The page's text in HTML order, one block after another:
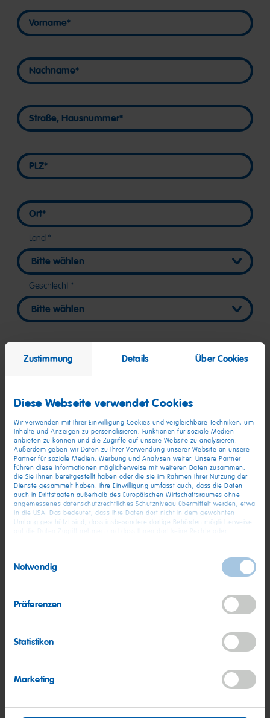
Zustimmung Details Über Cookies
Diese Webseite verwendet Cookies
Wir verwenden mit Ihrer Einwilligung Cookies und vergleichbare Techniken, um
Inhalte und Anzeigen zu personalisieren, Funktionen für soziale Medien
anbieten zu können und die Zugriffe auf unsere Website zu analysieren.
Außerdem geben wir Daten zu Ihrer Verwendung unserer Website an unsere
Partner für soziale Medien, Werbung und Analysen weiter. Unsere Partner
führen diese Informationen möglicherweise mit weiteren Daten zusammen,
die Sie ihnen bereitgestellt haben oder die sie im Rahmen Ihrer Nutzung der
Dienste gesammelt haben. Ihre Einwilligung umfasst auch, dass die Daten
auch in Drittstaaten außerhalb des Europäischen Wirtschaftsraumes ohne
angemessenes datenschutzrechtliches Schutzniveau übermittelt werden, etwa
in die USA. Das bedeutet, dass Ihre Daten dort nicht in dem gewohnten
Umfang geschützt sind, dass insbesondere dortige Behörden möglicherweise
Rechtsbehelfe zur Verfügung stehen. Sie haben das Rechts, Ihre Einwilligung
finden Sie detaillierten Informationen zur Verarbeitung
Ihrer Daten und zum Widerruf Ihrer Einwilligung. Unser Impressum finden Sie
Notwendig
Präferenzen
Statistiken
Marketing
Vorname
Vorname
Nachname
Nachname
Straße, Hausnummer
Straße, Hausnummer
PLZ
PLZ
Ort
Ort
Land
Geschlecht
E-Mail
Telefon
Telefon
So bin ich auf HARIBO aufmerksam geworden
Bitte nennen Sie uns Ihre derzeitige Kündigungsfrist oder Ihr
gewünschtes Eintrittsdatum.
Bitte nennen Sie uns Ihre Gehaltsvorstellung für ein
Nachtschicht) zu arbeiten?